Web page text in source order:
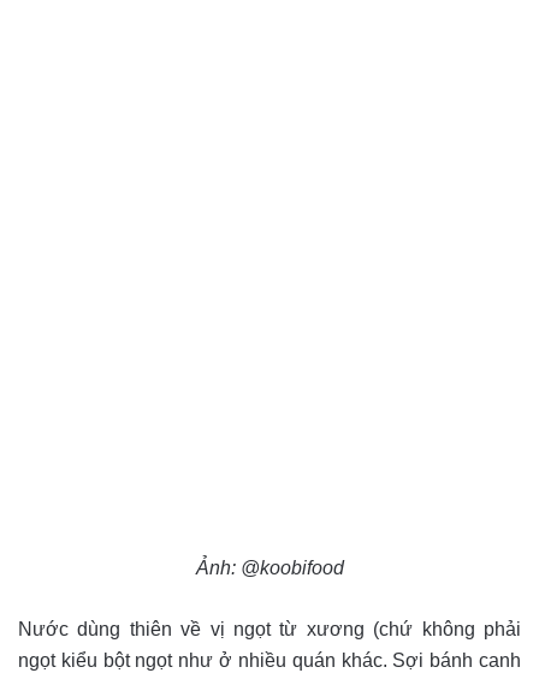
Ảnh: @koobifood
Nước dùng thiên về vị ngọt từ xương (chứ không phải
ngọt kiểu bột ngọt như ở nhiều quán khác. Sợi bánh canh